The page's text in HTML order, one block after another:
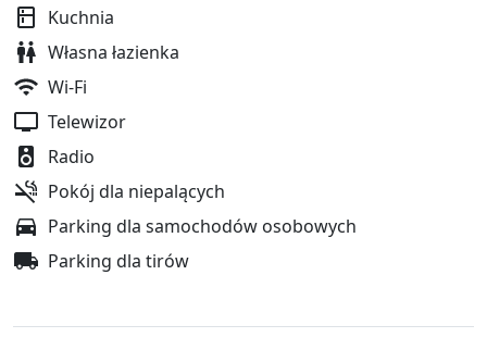
Kuchnia
Własna łazienka
Wi-Fi
Telewizor
Radio
Pokój dla niepalących
Parking dla samochodów osobowych
Parking dla tirów